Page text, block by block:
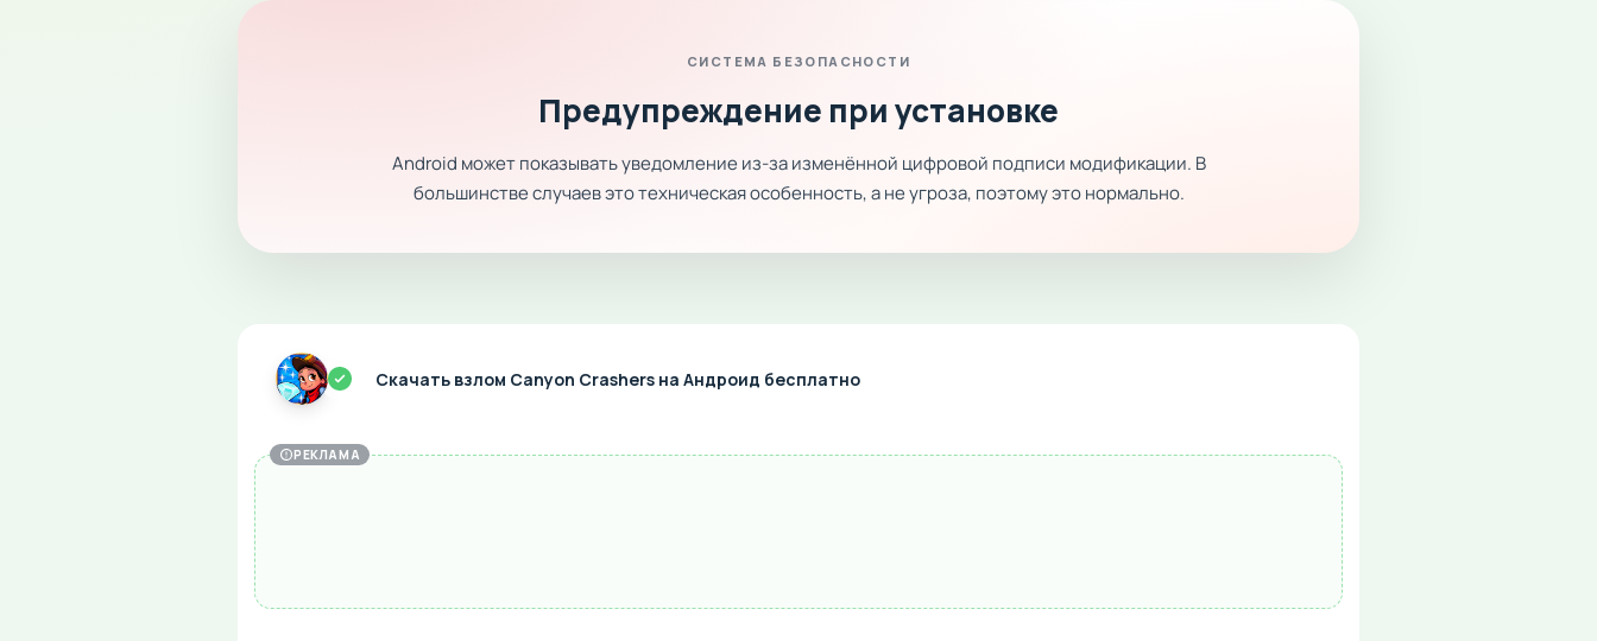
СИСТЕМА БЕЗОПАСНОСТИ
Предупреждение при установке
Android может показывать уведомление из-за изменённой цифровой подписи модификации. В
большинстве случаев это техническая особенность, а не угроза, поэтому это нормально.
Скачать взлом Canyon Crashers на Андроид бесплатно
РЕКЛАМА